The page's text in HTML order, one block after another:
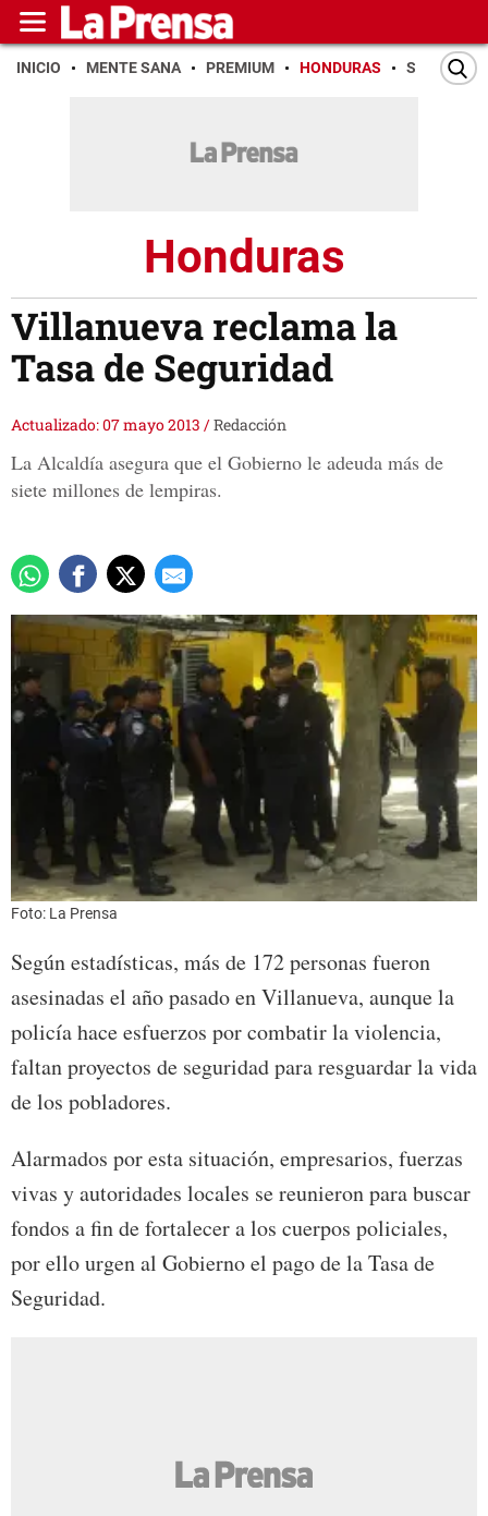
INICIO MENTE SANA PREMIUM HONDURAS SAN PEDRO
Honduras
Villanueva reclama la
Tasa de Seguridad
Actualizado: 07 mayo 2013 /Redacción
La Alcaldía asegura que el Gobierno le adeuda más de
siete millones de lempiras.
Foto: La Prensa
Según estadísticas, más de 172 personas fueron
asesinadas el año pasado en Villanueva, aunque la
policía hace esfuerzos por combatir la violencia,
faltan proyectos de seguridad para resguardar la vida
de los pobladores.
Alarmados por esta situación, empresarios, fuerzas
vivas y autoridades locales se reunieron para buscar
fondos a fin de fortalecer a los cuerpos policiales,
por ello urgen al Gobierno el pago de la Tasa de
Seguridad.